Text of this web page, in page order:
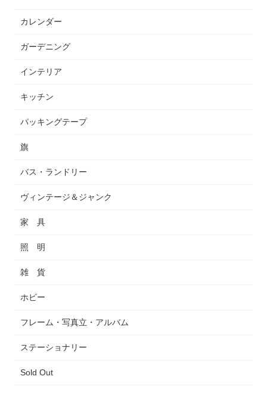
カレンダー
ガーデニング
インテリア
キッチン
パッキングテープ
旗
バス・ランドリー
ヴィンテージ＆ジャンク
家 具
照 明
雑 貨
ホビー
フレーム・写真立・アルバム
ステーショナリー
Sold Out